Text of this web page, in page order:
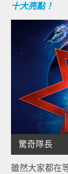
十大亮點！
雖然大家都在